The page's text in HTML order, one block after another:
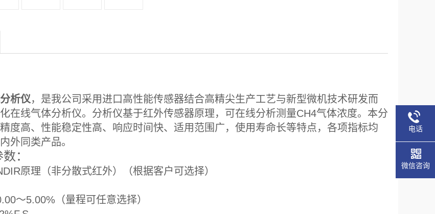
析仪，是我公司采用进口高性能传感器结合高精尖生产工艺与新型微机技术研发而
在线气体分析仪。分析仪基于红外传感器原理，可在线分析测量CH4气体浓度。本分
度高、性能稳定性高、响应时间快、适用范围广，使用寿命长等特点，各项指标均
外同类产品。
：
原理（非分散式红外）（根据客户可选择）
：0.00～5.00%（量程可任意选择）
电话
微信咨询